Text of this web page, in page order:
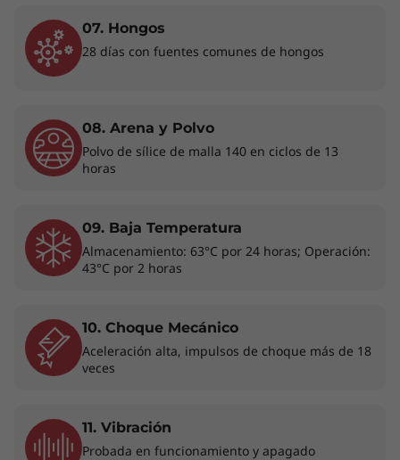
Disfruta de la versatilidad de un portátil
convertible con el ThinkBook 14 2-in-1 Gen 4,
que incorpora el Slim Pen de Lenovo. Fíjalo
o como tablet, podrás controlar fácilmente
tareas como dibujar, tomar notas, navegar o
incluso firmar un documento con un lápiz
07. Hongos
28 días con fuentes comunes de hongos
08. Arena y Polvo
Polvo de sílice de malla 140 en ciclos de 13
horas
09. Baja Temperatura
Almacenamiento: 63°C por 24 horas; Operación:
43°C por 2 horas
10. Choque Mecánico
Aceleración alta, impulsos de choque más de 18
veces
11. Vibración
Probada en funcionamiento y apagado